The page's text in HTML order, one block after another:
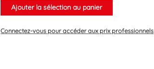
Ajouter la sélection au panier
Connectez-vous pour accéder aux prix professionnels